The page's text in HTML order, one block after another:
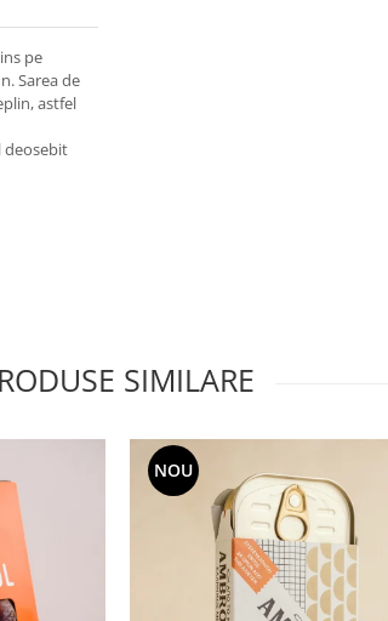
pe
Sarea de
astfel
deosebit
SIMILARE
NOU